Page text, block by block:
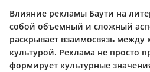
Влияние рекламы Баути на
собой объемный и сложный
раскрывает взаимосвязь
культурой. Реклама не просто
формирует культурные